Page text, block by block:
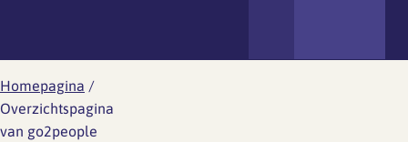
Homepagina /
Overzichtspagina
van go2people